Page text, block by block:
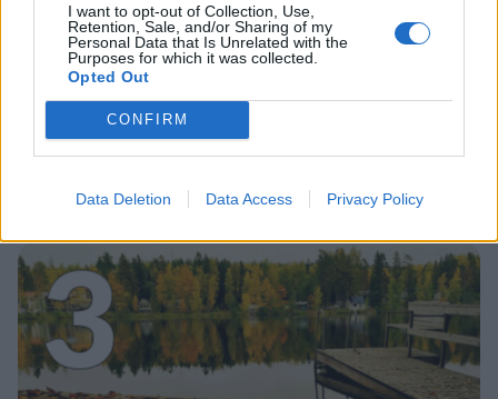
I want to opt-out of Collection, Use,
Retention, Sale, and/or Sharing of my
Personal Data that Is Unrelated with the
Purposes for which it was collected.
Opted Out
CONFIRM
Data Deletion Data Access Privacy Policy
MATKAILU
Finnairin lennoista osan lentää
jatkossa toinen lentoyhtiö –
matkustajille tärkeä rajoitus
3